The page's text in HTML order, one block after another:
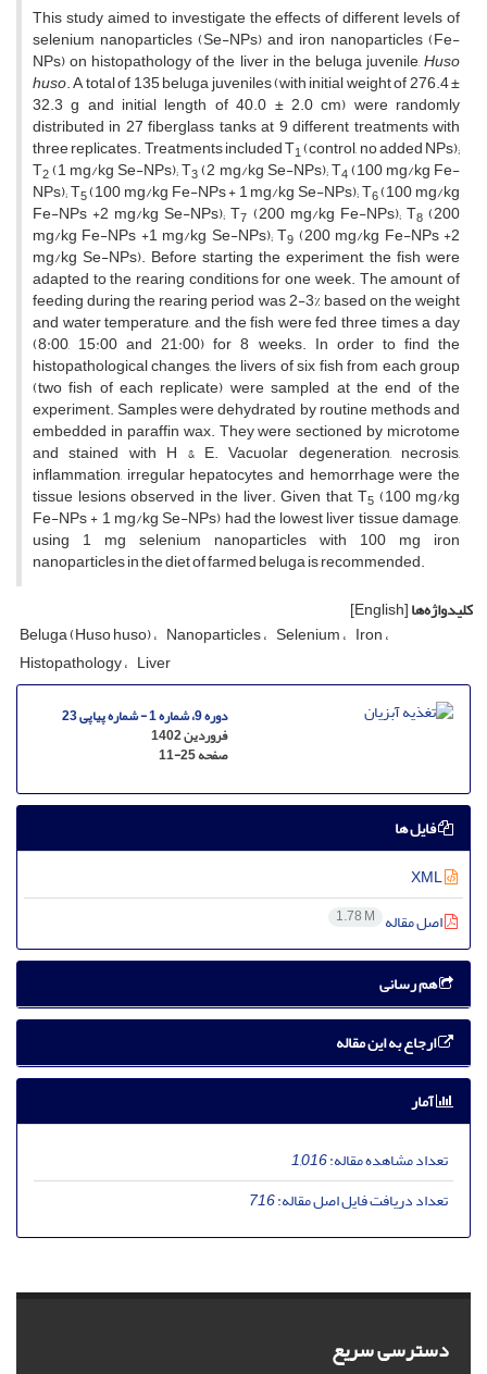
This study aimed to investigate the effects of different levels of
selenium nanoparticles (Se-NPs) and iron nanoparticles (Fe-
NPs) on histopathology of the liver in the beluga juvenile,Huso
huso. A total of 135 beluga juveniles (with initial weight of 276.4 ±
32.3 g and initial length of 40.0 ± 2.0 cm) were randomly
distributed in 27 fiberglass tanks at 9 different treatments with
three replicates. Treatments included T1(control, no added NPs);
T2(1 mg/kg Se-NPs); T3(2 mg/kg Se-NPs); T4(100 mg/kg Fe-
NPs); T5(100 mg/kg Fe-NPs + 1 mg/kg Se-NPs); T6(100 mg/kg
Fe-NPs +2 mg/kg Se-NPs); T7 (200 mg/kg Fe-NPs); T8(200
mg/kg Fe-NPs +1 mg/kg Se-NPs); T9 (200 mg/kg Fe-NPs +2
mg/kg Se-NPs). Before starting the experiment, the fish were
adapted to the rearing conditions for one week. The amount of
feeding during the rearing period was 2-3% based on the weight
and water temperature, and the fish were fed three times a day
(8:00, 15:00 and 21:00) for 8 weeks. In order to find the
histopathological changes, the livers of six fish from each group
(two fish of each replicate) were sampled at the end of the
experiment. Samples were dehydrated by routine methods and
embedded in paraffin wax. They were sectioned by microtome
and stained with H & E. Vacuolar degeneration, necrosis,
inflammation, irregular hepatocytes and hemorrhage were the
tissue lesions observed in the liver. Given that, T5 (100 mg/kg
Fe-NPs + 1 mg/kg Se-NPs) had the lowest liver tissue damage,
using 1 mg selenium nanoparticles with 100 mg iron
nanoparticles in the diet of farmed beluga is recommended.
کلیدواژه‌ها[English]
Beluga (Huso huso) Nanoparticles Selenium Iron
Histopathology Liver
دوره 9، شماره 1 - شماره پیاپی 23
فروردین 1402
صفحه11-25
فایل ها
اصل مقاله 1.78 M
هم رسانی
ارجاع به این مقاله
آمار
تعداد مشاهده مقاله:1,016
تعداد دریافت فایل اصل مقاله:716
دسترسی سریع